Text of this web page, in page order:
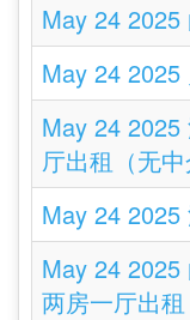
May 24 2025
May 24 2025
May 24 2025
厅出租（无中
May 24 2025
May 24
两房一厅出租